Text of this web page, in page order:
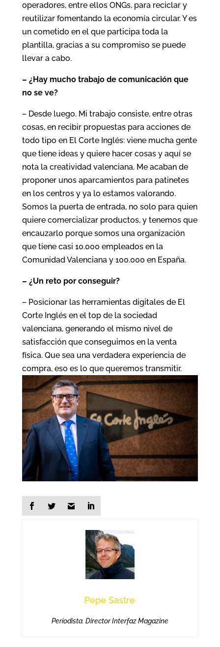
operadores, entre ellos ONGs, para reciclar y
reutilizar fomentando la economía circular. Y es
un cometido en el que participa toda la
plantilla, gracias a su compromiso se puede
llevar a cabo.
– ¿Hay mucho trabajo de comunicación que
no se ve?
– Desde luego. Mi trabajo consiste, entre otras
cosas, en recibir propuestas para acciones de
todo tipo en El Corte Inglés: viene mucha gente
que tiene ideas y quiere hacer cosas y aquí se
nota la creatividad valenciana. Me acaban de
proponer unos aparcamientos para patinetes
en los centros y ya lo estamos valorando.
Somos la puerta de entrada, no solo para quien
quiere comercializar productos, y tenemos que
encauzarlo porque somos una organización
que tiene casi 10.000 empleados en la
Comunidad Valenciana y 100.000 en España.
– ¿Un reto por conseguir?
– Posicionar las herramientas digitales de El
Corte Inglés en el top de la sociedad
valenciana, generando el mismo nivel de
satisfacción que conseguimos en la venta
física. Que sea una verdadera experiencia de
compra, eso es lo que queremos transmitir.
Pepe Sastre
Periodista. Director Interfaz Magazine